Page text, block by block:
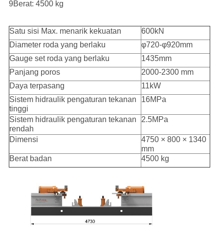
9Berat: 4500 kg
Satu sisi Max. menarik kekuatan
600kN
Diameter roda yang berlaku
φ720-φ920mm
Gauge set roda yang berlaku
1435mm
Panjang poros
2000-2300 mm
Daya terpasang
11kW
Sistem hidraulik pengaturan tekanan
tinggi
16MPa
Sistem hidraulik pengaturan tekanan
rendah
2.5MPa
Dimensi
4750 × 800 × 1340
mm
Berat badan
4500 kg